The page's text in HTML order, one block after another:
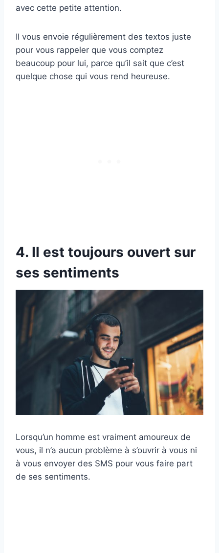
avec cette petite attention.
Il vous envoie régulièrement des textos juste
pour vous rappeler que vous comptez
beaucoup pour lui, parce qu’il sait que c’est
quelque chose qui vous rend heureuse.
4. Il est toujours ouvert sur
ses sentiments
Lorsqu’un homme est vraiment amoureux de
vous, il n’a aucun problème à s’ouvrir à vous ni
à vous envoyer des SMS pour vous faire part
de ses sentiments.